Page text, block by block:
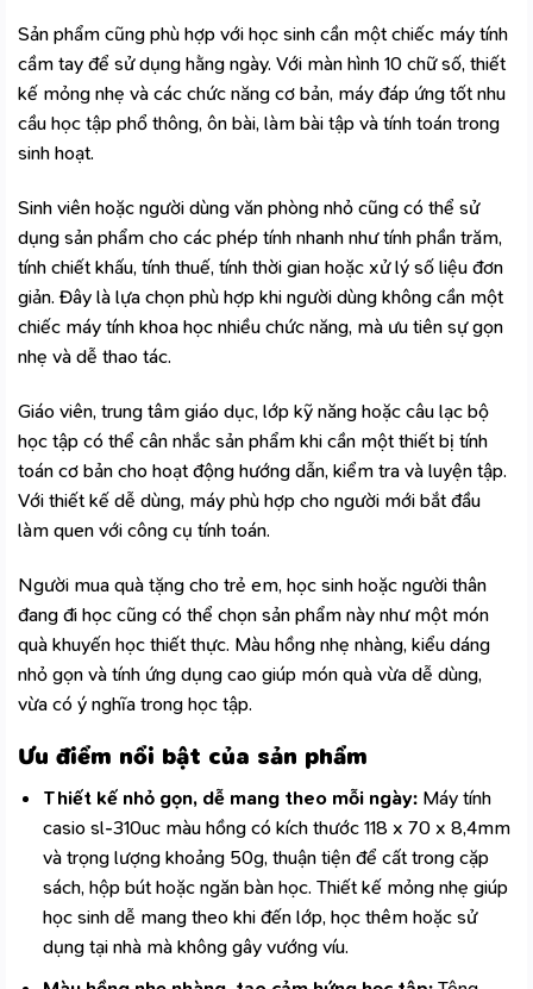
Sản phẩm cũng phù hợp với học sinh cần một chiếc máy tính
cầm tayđể sử dụng hằng ngày. Với màn hình 10 chữ số, thiết
kế mỏng nhẹ và các chức năng cơ bản, máy đáp ứng tốt nhu
cầu học tập phổ thông, ôn bài, làm bài tập và tính toán trong
sinh hoạt.
Sinh viên hoặc người dùng văn phòng nhỏ cũng có thể sử
dụng sản phẩm cho các phép tính nhanh như tính phần trăm,
tính chiết khấu, tính thuế, tính thời gian hoặc xử lý số liệu đơn
giản. Đây là lựa chọn phù hợp khi người dùng không cần một
chiếc máy tính khoa học nhiều chức năng, mà ưu tiên sự gọn
nhẹ và dễ thao tác.
Giáo viên, trung tâm giáo dục, lớp kỹ năng hoặc câu lạc bộ
học tập có thể cân nhắc sản phẩm khi cần một thiết bị tính
toán cơ bản cho hoạt động hướng dẫn, kiểm tra và luyện tập.
Với thiết kế dễ dùng, máy phù hợp cho người mới bắt đầu
làm quen với công cụ tính toán.
Người mua quà tặng cho trẻ em, học sinh hoặc người thân
đang đi học cũng có thể chọn sản phẩm này như một món
quà khuyến học thiết thực. Màu hồng nhẹ nhàng, kiểu dáng
nhỏ gọn và tính ứng dụng cao giúp món quà vừa dễ dùng,
vừa có ý nghĩa trong học tập.
Ưu điểm nổi bật của sản phẩm
Thiết kế nhỏ gọn, dễ mang theo mỗi ngày:Máy tính
casio sl-310uc màu hồng có kích thước 118 x 70 x 8,4mm
và trọng lượng khoảng 50g, thuận tiện để cất trong cặp
sách, hộp bút hoặc ngăn bàn học. Thiết kế mỏng nhẹ giúp
học sinh dễ mang theo khi đến lớp, học thêm hoặc sử
dụng tại nhà mà không gây vướng víu.